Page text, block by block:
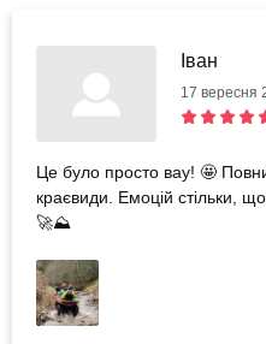
Іван
17 вересня
Це було просто вау! 🤩
краєвиди. Емоцій стільки,
🚀⛰️